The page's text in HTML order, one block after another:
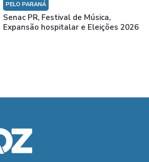
PELO PARANÁ
Senac PR, Festival de Música,
Expansão hospitalar e Eleições 2026